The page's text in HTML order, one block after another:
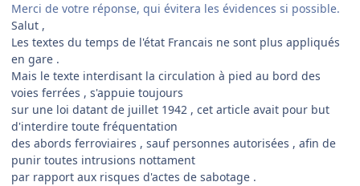
Merci de votre réponse, qui évitera les évidences si possible.
Salut ,
Les textes du temps de l'état Francais ne sont plus appliqués
en gare .
Mais le texte interdisant la circulation à pied au bord des
voies ferrées , s'appuie toujours
sur une loi datant de juillet 1942 , cet article avait pour but
d'interdire toute fréquentation
des abords ferroviaires , sauf personnes autorisées , afin de
punir toutes intrusions nottament
par rapport aux risques d'actes de sabotage .